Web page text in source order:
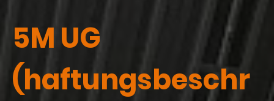
5M UG
(haftungsbeschr